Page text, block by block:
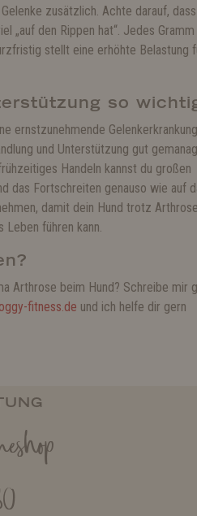
zusätzlich. Achte darauf, dass
„auf den Rippen hat“. Jedes
stellt eine erhöhte Belastung
so
ernstzunehmende
und Unterstützung gut
Handeln kannst du großen
das Fortschreiten genauso wie auf
damit dein Hund trotz
führen kann.
Arthrose beim Hund? Schreibe mir
fitness.de und ich helfe dir gern